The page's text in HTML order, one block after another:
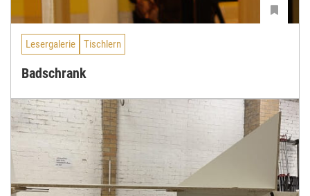
Lesergalerie Tischlern
Badschrank